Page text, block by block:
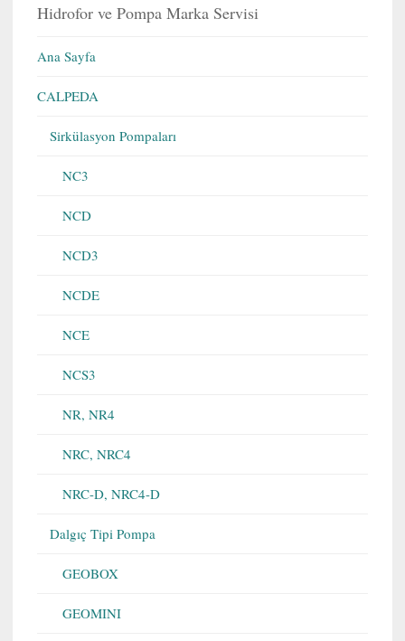
Hidrofor ve Pompa Marka Servisi
Ana Sayfa
CALPEDA
Sirkülasyon Pompaları
NC3
NCD
NCD3
NCDE
NCE
NCS3
NR, NR4
NRC, NRC4
NRC-D, NRC4-D
Dalgıç Tipi Pompa
GEOBOX
GEOMINI